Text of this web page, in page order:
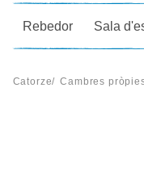
Rebedor Sala
Catorze/ Cambres